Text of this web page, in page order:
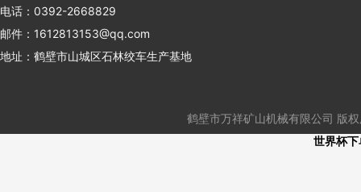
电话：0392-2668829
邮件：1612813153@qq.com
地址：鹤壁市山城区石林绞车生产基地
鹤壁市万祥矿山机械有限公司 版
世界杯